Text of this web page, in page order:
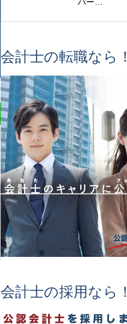
会計士の転職なら！
会計士の採用なら！